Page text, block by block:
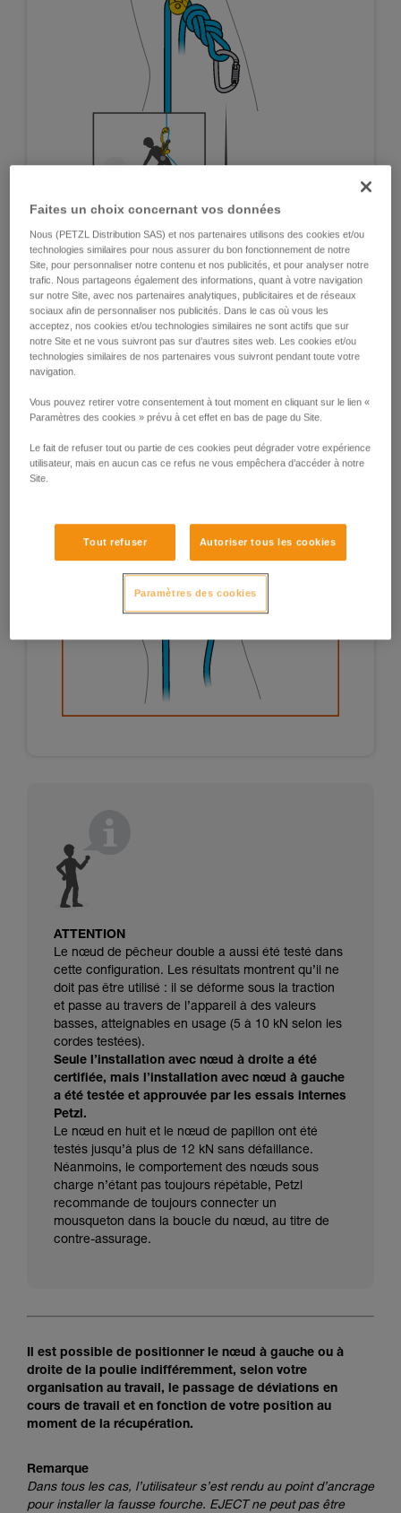
ATTENTION
Le nœud de pêcheur double a aussi été testé dans
cette conﬁguration. Les résultats montrent qu’il ne
doit pas être utilisé : il se déforme sous la traction
et passe au travers de l’appareil à des valeurs
basses, atteignables en usage (5 à 10 kN selon les
cordes testées).
Seule l’installation avec nœud à droite a été
certiﬁée, mais l’installation avec nœud à gauche
a été testée et approuvée par les essais internes
Petzl.
Le nœud en huit et le nœud de papillon ont été
testés jusqu’à plus de 12 kN sans défaillance.
Néanmoins, le comportement des nœuds sous
charge n’étant pas toujours répétable, Petzl
recommande de toujours connecter un
mousqueton dans la boucle du nœud, au titre de
contre-assurage.
Il est possible de positionner le nœud à gauche ou à
droite de la poulie indifféremment, selon votre
organisation au travail, le passage de déviations en
cours de travail et en fonction de votre position au
moment de la récupération.
Remarque
Dans tous les cas, l’utilisateur s’est rendu au point d’ancrage
pour installer la fausse fourche. EJECT ne peut pas être
Faites un choix concernant vos données
Nous (PETZL Distribution SAS) et nos partenaires utilisons des cookies et/ou
technologies similaires pour nous assurer du bon fonctionnement de notre
Site, pour personnaliser notre contenu et nos publicités, et pour analyser notre
trafic. Nous partageons également des informations, quant à votre navigation
sur notre Site, avec nos partenaires analytiques, publicitaires et de réseaux
sociaux afin de personnaliser nos publicités. Dans le cas où vous les
acceptez, nos cookies et/ou technologies similaires ne sont actifs que sur
notre Site et ne vous suivront pas sur d’autres sites web. Les cookies et/ou
technologies similaires de nos partenaires vous suivront pendant toute votre
navigation.
Vous pouvez retirer votre consentement à tout moment en cliquant sur le lien «
Paramètres des cookies » prévu à cet effet en bas de page du Site.
Le fait de refuser tout ou partie de ces cookies peut dégrader votre expérience
utilisateur, mais en aucun cas ce refus ne vous empêchera d’accéder à notre
Site.
Tout refuser Autoriser tous les cookies
Paramètres des cookies